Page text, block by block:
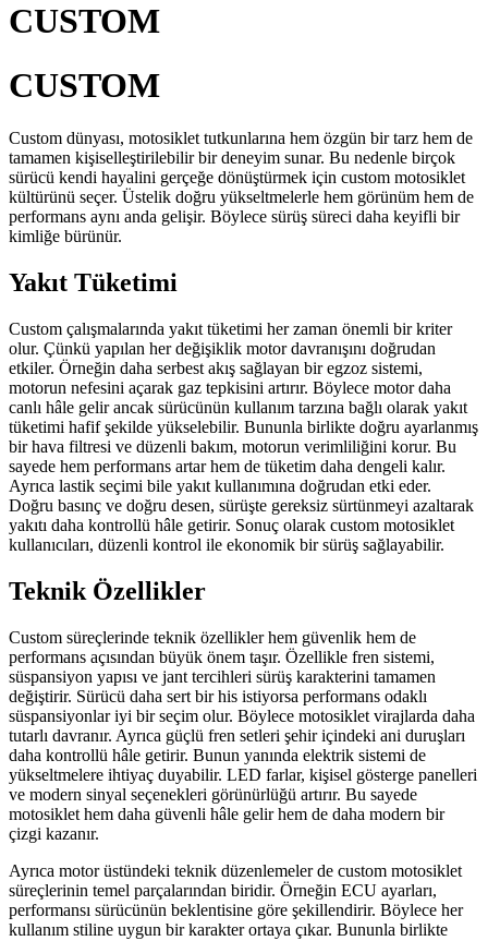
CUSTOM
CUSTOM
Custom dünyası, motosiklet tutkunlarına hem özgün bir tarz hem de
tamamen kişiselleştirilebilir bir deneyim sunar. Bu nedenle birçok
sürücü kendi hayalini gerçeğe dönüştürmek için custom motosiklet
kültürünü seçer. Üstelik doğru yükseltmelerle hem görünüm hem de
performans aynı anda gelişir. Böylece sürüş süreci daha keyifli bir
kimliğe bürünür.
Yakıt Tüketimi
Custom çalışmalarında yakıt tüketimi her zaman önemli bir kriter
olur. Çünkü yapılan her değişiklik motor davranışını doğrudan
etkiler. Örneğin daha serbest akış sağlayan bir egzoz sistemi,
motorun nefesini açarak gaz tepkisini artırır. Böylece motor daha
canlı hâle gelir ancak sürücünün kullanım tarzına bağlı olarak yakıt
tüketimi hafif şekilde yükselebilir. Bununla birlikte doğru ayarlanmış
bir hava filtresi ve düzenli bakım, motorun verimliliğini korur. Bu
sayede hem performans artar hem de tüketim daha dengeli kalır.
Ayrıca lastik seçimi bile yakıt kullanımına doğrudan etki eder.
Doğru basınç ve doğru desen, sürüşte gereksiz sürtünmeyi azaltarak
yakıtı daha kontrollü hâle getirir. Sonuç olarak custom motosiklet
kullanıcıları, düzenli kontrol ile ekonomik bir sürüş sağlayabilir.
Teknik Özellikler
Custom süreçlerinde teknik özellikler hem güvenlik hem de
performans açısından büyük önem taşır. Özellikle fren sistemi,
süspansiyon yapısı ve jant tercihleri sürüş karakterini tamamen
değiştirir. Sürücü daha sert bir his istiyorsa performans odaklı
süspansiyonlar iyi bir seçim olur. Böylece motosiklet virajlarda daha
tutarlı davranır. Ayrıca güçlü fren setleri şehir içindeki ani duruşları
daha kontrollü hâle getirir. Bunun yanında elektrik sistemi de
yükseltmelere ihtiyaç duyabilir. LED farlar, kişisel gösterge panelleri
ve modern sinyal seçenekleri görünürlüğü artırır. Bu sayede
motosiklet hem daha güvenli hâle gelir hem de daha modern bir
çizgi kazanır.
Ayrıca motor üstündeki teknik düzenlemeler de custom motosiklet
süreçlerinin temel parçalarından biridir. Örneğin ECU ayarları,
performansı sürücünün beklentisine göre şekillendirir. Böylece her
kullanım stiline uygun bir karakter ortaya çıkar. Bununla birlikte